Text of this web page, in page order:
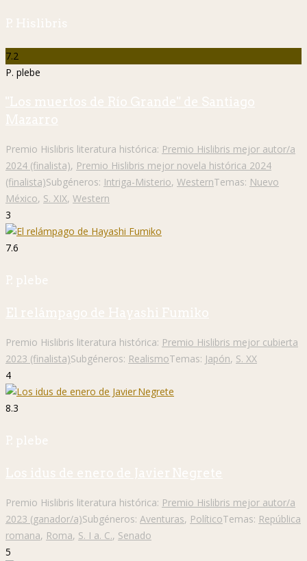
P. Hislibris
7.2
P. plebe
"Los muertos de Río Grande" de Santiago
Mazarro
Premio Hislibris literatura histórica: Premio Hislibris mejor autor/a
2024 (finalista), Premio Hislibris mejor novela histórica 2024
(finalista)Subgéneros: Intriga-Misterio, WesternTemas: Nuevo
México, S. XIX, Western
3
7.6
P. plebe
El relámpago de Hayashi Fumiko
Premio Hislibris literatura histórica: Premio Hislibris mejor cubierta
2023 (finalista)Subgéneros: RealismoTemas: Japón, S. XX
4
8.3
P. plebe
Los idus de enero de Javier Negrete
Premio Hislibris literatura histórica: Premio Hislibris mejor autor/a
2023 (ganador/a)Subgéneros: Aventuras, PolíticoTemas: República
romana, Roma, S. I a. C., Senado
5